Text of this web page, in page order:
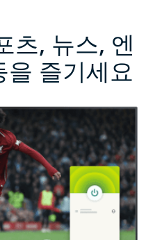
츠, 뉴스, 엔
을 즐기세요